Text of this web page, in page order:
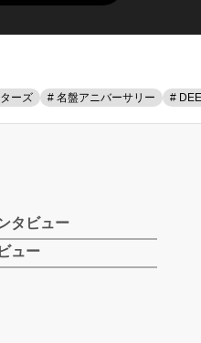
ーズ # 名盤アニバーサリー #
タビュー
ュー